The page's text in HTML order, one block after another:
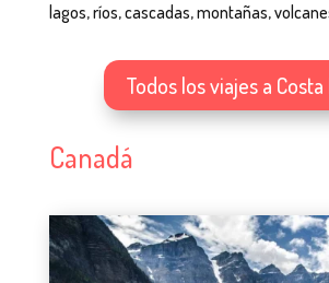
lagos, ríos, cascadas, montañas,
Todos los viajes a Costa
Canadá